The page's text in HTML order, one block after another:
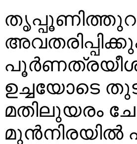
തൃപ്പൂണിത്തുറ
പൂർണത്രയീശ
ഉച്ചയോടെ
മതിലുയരം
മുൻനിരയിൽ